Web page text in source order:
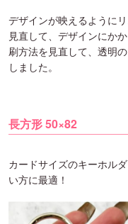
デザインが映えるように
見直して、デザインにか
刷方法を見直して、透明
しました。
長方形 50×82
カードサイズのキーホル
い方に最適！